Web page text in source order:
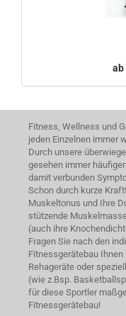
Fitness, Wellness und
jeden Einzelnen immer
Durch unsere
gesehen immer
damit verbunden
Schon durch kurze
Muskeltonus und Ihre
stützende
(auch ihre
Fragen Sie nach den
Fitnessgerätebau
Rehageräte oder
(wie z.Bsp.
für diese Sportler
Fitnessgerätebau!